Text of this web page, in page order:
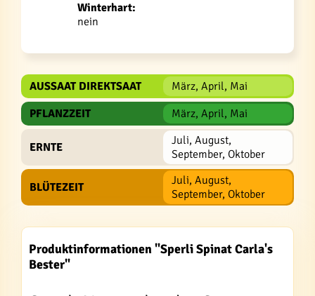
Winterhart:
nein
AUSSAAT DIREKTSAAT
März, April, Mai
PFLANZZEIT
März, April, Mai
ERNTE
Juli, August,
September, Oktober
BLÜTEZEIT
Juli, August,
September, Oktober
Produktinformationen "Sperli Spinat Carla's
Bester"